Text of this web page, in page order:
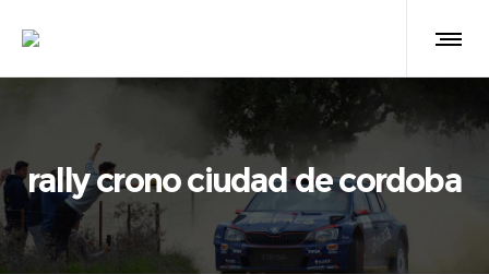
rally crono ciudad de cordoba